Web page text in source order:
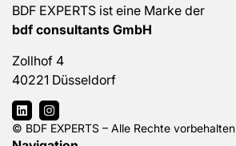
BDF EXPERTS ist eine Marke der
bdf consultants GmbH
Zollhof 4
40221 Düsseldorf
© BDF EXPERTS – Alle Rechte vorbehalten